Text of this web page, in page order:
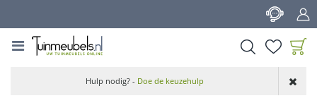
aan wensenlijst
Hulp nodig? - Doe de keuzehulp